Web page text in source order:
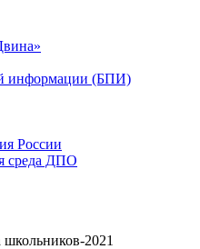
информации (БПИ)
России
среда ДПО
2021